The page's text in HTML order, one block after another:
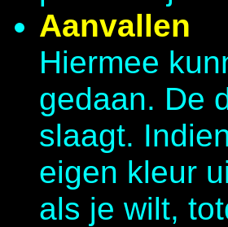
Aanvallen
Hiermee
gedaan. De
slaagt.
eigen kleur
als je wilt,